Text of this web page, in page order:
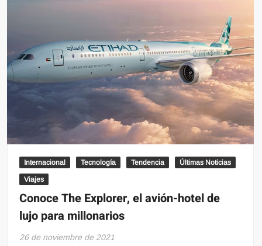
Ciudad
de
México
Internacional Tecnología Tendencia Últimas Noticias
Viajes
Conoce The Explorer, el avión-hotel de
lujo para millonarios
26 de noviembre de 2021